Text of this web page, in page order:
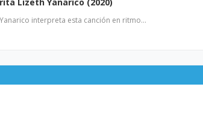
interpreta esta canción en ritmo…